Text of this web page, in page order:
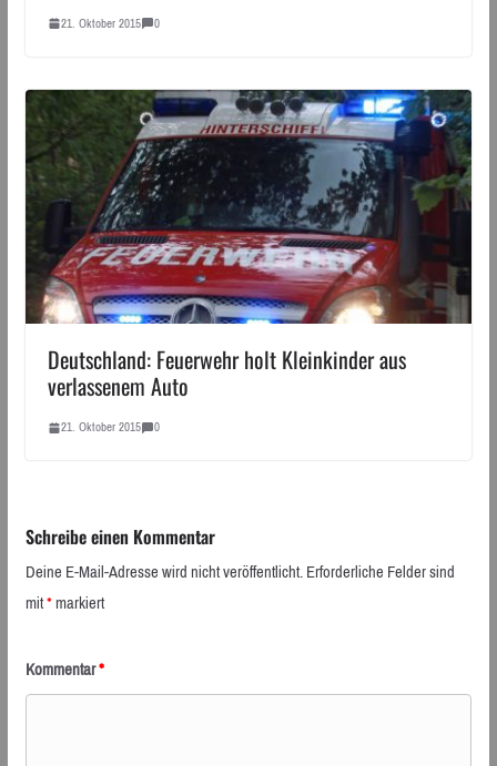
21. Oktober 2015 0
Deutschland: Feuerwehr holt Kleinkinder aus
verlassenem Auto
21. Oktober 2015 0
Schreibe einen Kommentar
Deine E-Mail-Adresse wird nicht veröffentlicht.Erforderliche Felder sind
mit*markiert
Kommentar*